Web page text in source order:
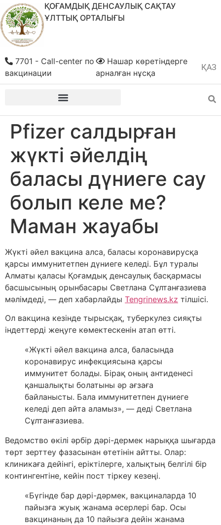
ҚОҒАМДЫҚ ДЕНСАУЛЫҚ САҚТАУ
ҰЛТТЫҚ ОРТАЛЫҒЫ
ҚАЗ
РУС
Нашар көретіндерге
арналған нұсқа
7701 - Call-center по
вакцинации
Pfizer салдырған
жүкті әйелдің
баласы дүниеге сау
болып келе ме?
Маман жауабы
Жүкті әйел вакцина алса, баласы коронавирусқа
қарсы иммунитетпен дүниеге келеді. Бұл туралы
Алматы қаласы Қоғамдық денсаулық басқармасы
басшысының орынбасары Светлана Сұлтанғазиева
мәлімдеді, — деп хабарлайды Tengrinews.kz тілшісі.
Ол вакцина кезінде тырысқақ, туберкулез сияқты
індеттерді жеңуге көмектескенін атап өтті.
«Жүкті әйел вакцина алса, баласында
коронавирус инфекциясына қарсы
иммунитет болады. Бірақ оның антиденесі
қаншалықты болатыны әр ағзаға
байланысты. Бала иммунитетпен дүниеге
келеді деп айта аламыз», — деді Светлана
Сұлтанғазиева.
Ведомство өкілі әрбір дәрі-дермек нарыққа шығарда
төрт зерттеу фазасынан өтетінін айтты. Олар:
клиникаға дейінгі, еріктілерге, халықтың белгілі бір
контингентіне, кейін пост тіркеу кезеңі.
«Бүгінде бар дәрі-дәрмек, вакциналарда 10
пайызға жуық жанама әсерлері бар. Осы
вакцинаның да 10 пайызға дейін жанама